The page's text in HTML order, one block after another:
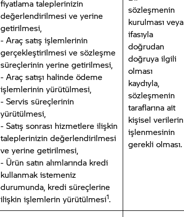
fiyatlama taleplerinizin
değerlendirilmesi ve yerine
getirilmesi,
- Araç satış işlemlerinin
gerçekleştirilmesi ve sözleşme
süreçlerinin yerine getirilmesi,
- Araç satışı halinde ödeme
işlemlerinin yürütülmesi,
- Servis süreçlerinin
yürütülmesi,
- Satış sonrası hizmetlere ilişkin
taleplerinizin değerlendirilmesi
ve yerine getirilmesi,
- Ürün satın alımlarında kredi
kullanmak istemeniz
durumunda, kredi süreçlerine
ilişkin işlemlerin yürütülmesi1.
sözleşmenin
kurulması veya
ifasıyla
doğrudan
doğruya ilgili
olması
kaydıyla,
sözleşmenin
taraflarına ait
kişisel verilerin
işlenmesinin
gerekli olması.